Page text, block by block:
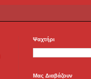
Ψαχτήρι
Μας Διαβάζουν